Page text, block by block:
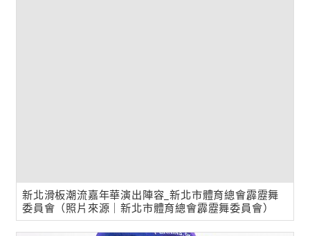
新北滑板潮流嘉年華演出陣容_新北市體育總會霹靂舞
委員會（照片來源｜新北市體育總會霹靂舞委員會）